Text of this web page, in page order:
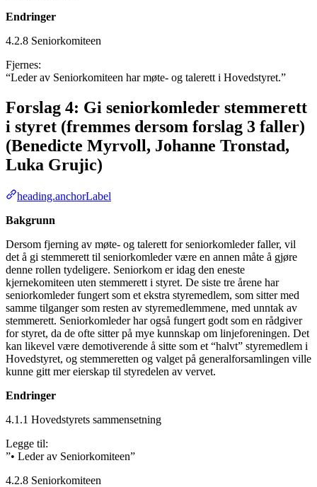
Endringer
4.2.8 Seniorkomiteen
Fjernes:
“Leder av Seniorkomiteen har møte- og talerett i Hovedstyret.”
Forslag 4: Gi seniorkomleder stemmerett
i styret (fremmes dersom forslag 3 faller)
(Benedicte Myrvoll, Johanne Tronstad,
Luka Grujic)
heading.anchorLabel
Bakgrunn
Dersom fjerning av møte- og talerett for seniorkomleder faller, vil
det å gi stemmerett til seniorkomleder være en annen måte å gjøre
denne rollen tydeligere. Seniorkom er idag den eneste
kjernekomiteen uten stemmerett i styret. De siste tre årene har
seniorkomleder fungert som et ekstra styremedlem, som sitter med
samme tilganger som resten av styremedlemmene, med unntak av
stemmerett. Seniorkomleder har også fungert godt som en rådgiver
for styret, da de ofte sitter på mye kunnskap om linjeforeningen. Det
kan likevel være demotiverende å sitte som et “halvt” styremedlem i
Hovedstyret, og stemmeretten og valget på generalforsamlingen ville
kunne gitt mer eierskap til styredelen av vervet.
Endringer
4.1.1 Hovedstyrets sammensetning
Legge til:
”• Leder av Seniorkomiteen”
4.2.8 Seniorkomiteen